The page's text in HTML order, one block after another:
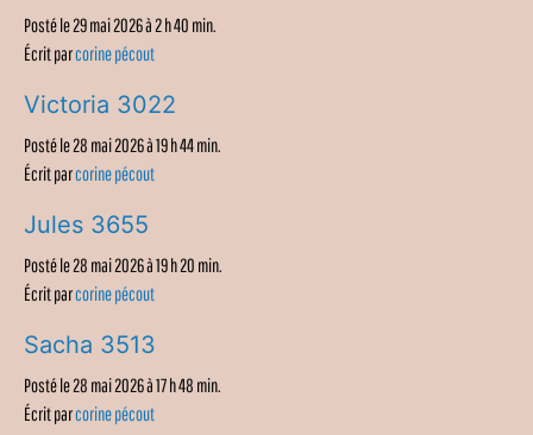
Posté le 29 mai 2026 à 2 h 40 min.
Écrit parcorine pécout
Victoria 3022
Posté le 28 mai 2026 à 19 h 44 min.
Écrit parcorine pécout
Jules 3655
Posté le 28 mai 2026 à 19 h 20 min.
Écrit parcorine pécout
Sacha 3513
Posté le 28 mai 2026 à 17 h 48 min.
Écrit parcorine pécout